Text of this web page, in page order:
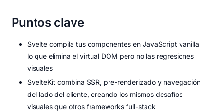
Puntos clave
Svelte compila tus componentes en JavaScript vanilla,
lo que elimina el virtual DOM pero no las regresiones
visuales
SvelteKit combina SSR, pre-renderizado y navegación
del lado del cliente, creando los mismos desafíos
visuales que otros frameworks full-stack